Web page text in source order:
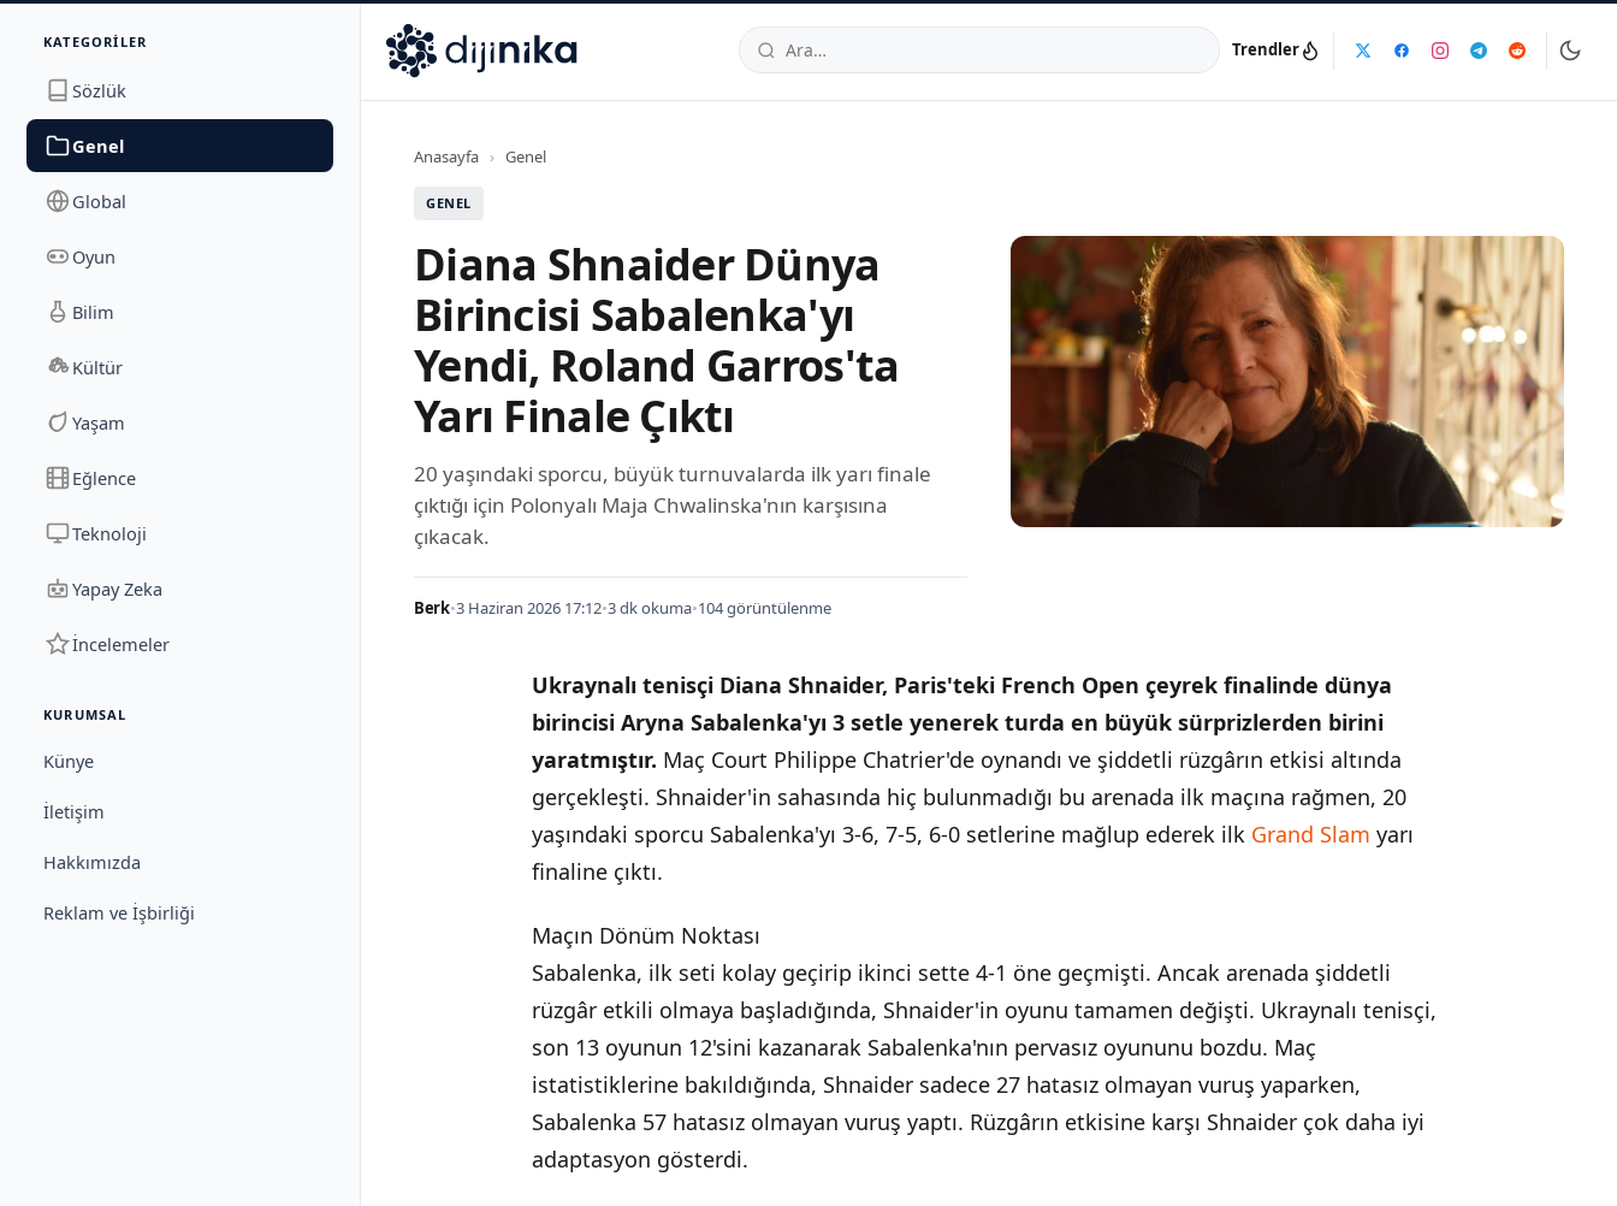
KATEGORILER
Sözlük
Genel
Global
Oyun
Bilim
Kültür
Yaşam
Eğlence
Teknoloji
Yapay Zeka
İncelemeler
KURUMSAL
Künye
İletişim
Hakkımızda
Reklam ve İşbirliği
İletişim
Dijinika Avrasya Cad. Sitesi B Blok No: 17/2A, Marmara Mahallesi 34520TRTelefon:0850 444 30 49E-posta:info@dijinika.net
Trendler
Anasayfa › Genel
GENEL
Diana Shnaider Dünya
Birincisi Sabalenka'yı
Yendi, Roland Garros'ta
Yarı Finale Çıktı
20 yaşındaki sporcu, büyük turnuvalarda ilk yarı finale
çıktığı için Polonyalı Maja Chwalinska'nın karşısına
çıkacak.
Berk•3 Haziran 2026 17:12•3 dk okuma•104 görüntülenme
Ukraynalı tenisçi Diana Shnaider, Paris'teki French Open çeyrek finalinde dünya
birincisi Aryna Sabalenka'yı 3 setle yenerek turda en büyük sürprizlerden birini
yaratmıştır. Maç Court Philippe Chatrier'de oynandı ve şiddetli rüzgârın etkisi altında
gerçekleşti. Shnaider'in sahasında hiç bulunmadığı bu arenada ilk maçına rağmen, 20
yaşındaki sporcu Sabalenka'yı 3-6, 7-5, 6-0 setlerine mağlup ederek ilk Grand Slam yarı
finaline çıktı.
Maçın Dönüm Noktası
Sabalenka, ilk seti kolay geçirip ikinci sette 4-1 öne geçmişti. Ancak arenada şiddetli
rüzgâr etkili olmaya başladığında, Shnaider'in oyunu tamamen değişti. Ukraynalı tenisçi,
son 13 oyunun 12'sini kazanarak Sabalenka'nın pervasız oyununu bozdu. Maç
istatistiklerine bakıldığında, Shnaider sadece 27 hatasız olmayan vuruş yaparken,
Sabalenka 57 hatasız olmayan vuruş yaptı. Rüzgârın etkisine karşı Shnaider çok daha iyi
adaptasyon gösterdi.